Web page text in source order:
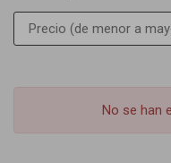
No se han